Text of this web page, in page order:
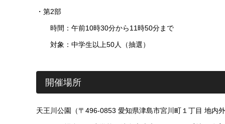
・第2部
時間：午前10時30分から11時50分まで
対象：中学生以上50人（抽選）
開催場所
天王川公園（〒496-0853 愛知県津島市宮川町１丁目 地内